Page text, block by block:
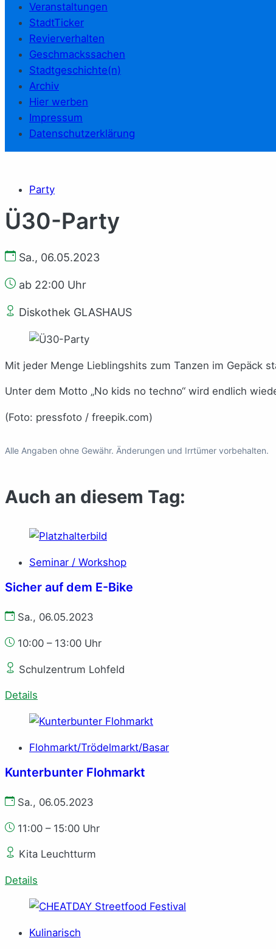
Veranstaltungen
StadtTicker
Revierverhalten
Geschmackssachen
Stadtgeschichte(n)
Archiv
Hier werben
Impressum
Datenschutzerklärung
Party
Ü30-Party
Sa., 06.05.2023
ab 22:00 Uhr
Diskothek GLASHAUS
Mit jeder Menge Lieblingshits zum Tanzen im Gepäck
Unter dem Motto „No kids no techno“ wird endlich
(Foto: pressfoto / freepik.com)
Alle Angaben ohne Gewähr. Änderungen und Irrtümer vorbehalten.
Auch an diesem Tag:
Seminar / Workshop
Sicher auf dem E-Bike
Sa., 06.05.2023
10:00 – 13:00 Uhr
Schulzentrum Lohfeld
Details
Flohmarkt/Trödelmarkt/Basar
Kunterbunter Flohmarkt
Sa., 06.05.2023
11:00 – 15:00 Uhr
Kita Leuchtturm
Details
Kulinarisch